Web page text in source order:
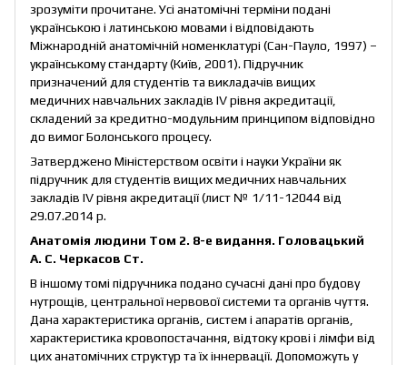
зрозуміти прочитане. Усі анатомічні терміни подані
українською і латинською мовами і відповідають
Міжнародній анатомічній номенклатурі (Сан-Пауло, 1997) –
українському стандарту (Київ, 2001). Підручник
призначений для студентів та викладачів вищих
медичних навчальних закладів IV рівня акредитації,
складений за кредитно-модульним принципом відповідно
до вимог Болонського процесу.
Затверджено Міністерством освіти і науки України як
підручник для студентів вищих медичних навчальних
закладів IV рівня акредитації (лист № 1/11-12044 від
29.07.2014 р.
Анатомія людини Том 2. 8-е видання. Головацький
А. С. Черкасов Ст.
В іншому томі підручника подано сучасні дані про будову
нутрощів, центральної нервової системи та органів чуття.
Дана характеристика органів, систем і апаратів органів,
характеристика кровопостачання, відтоку крові і лімфи від
цих анатомічних структур та їх іннервації. Допоможуть у